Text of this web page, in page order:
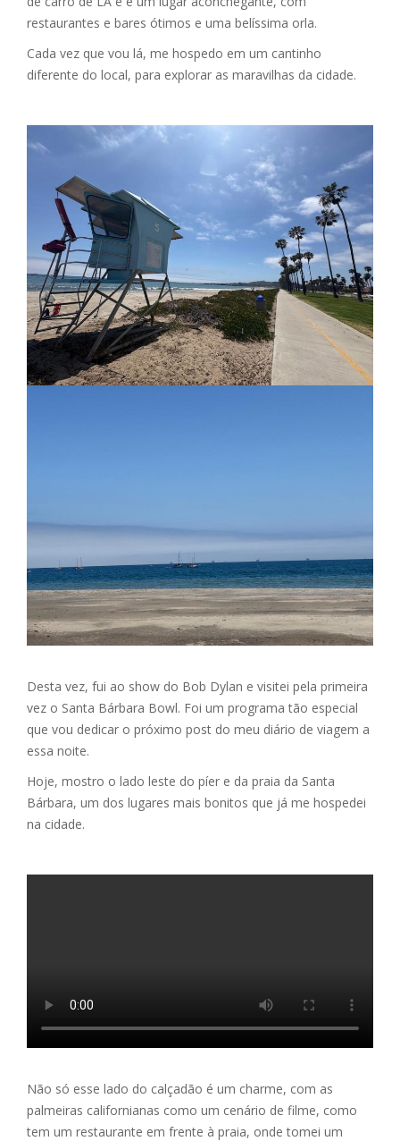
restaurantes e bares ótimos e uma belíssima orla.
Cada vez que vou lá, me hospedo em um cantinho
diferente do local, para explorar as maravilhas da cidade.
Desta vez, fui ao show do Bob Dylan e visitei pela primeira
vez o Santa Bárbara Bowl. Foi um programa tão especial
que vou dedicar o próximo post do meu diário de viagem a
essa noite.
Hoje, mostro o lado leste do píer e da praia da Santa
Bárbara, um dos lugares mais bonitos que já me hospedei
na cidade.
Não só esse lado do calçadão é um charme, com as
palmeiras californianas como um cenário de filme, como
tem um restaurante em frente à praia, onde tomei um